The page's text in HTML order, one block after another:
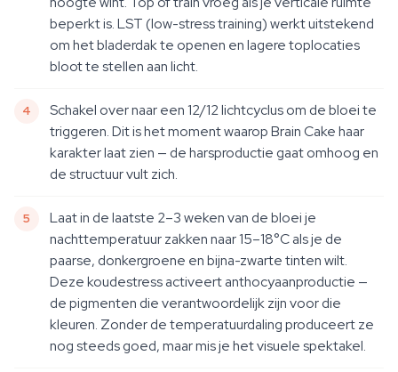
beperkt is. LST (low-stress training) werkt uitstekend
om het bladerdak te openen en lagere toplocaties
bloot te stellen aan licht.
Schakel over naar een 12/12 lichtcyclus om de bloei te
triggeren. Dit is het moment waarop Brain Cake haar
karakter laat zien — de harsproductie gaat omhoog en
de structuur vult zich.
Laat in de laatste 2–3 weken van de bloei je
nachttemperatuur zakken naar 15–18°C als je de
paarse, donkergroene en bijna-zwarte tinten wilt.
Deze koudestress activeert anthocyaanproductie —
de pigmenten die verantwoordelijk zijn voor die
kleuren. Zonder de temperatuurdaling produceert ze
nog steeds goed, maar mis je het visuele spektakel.